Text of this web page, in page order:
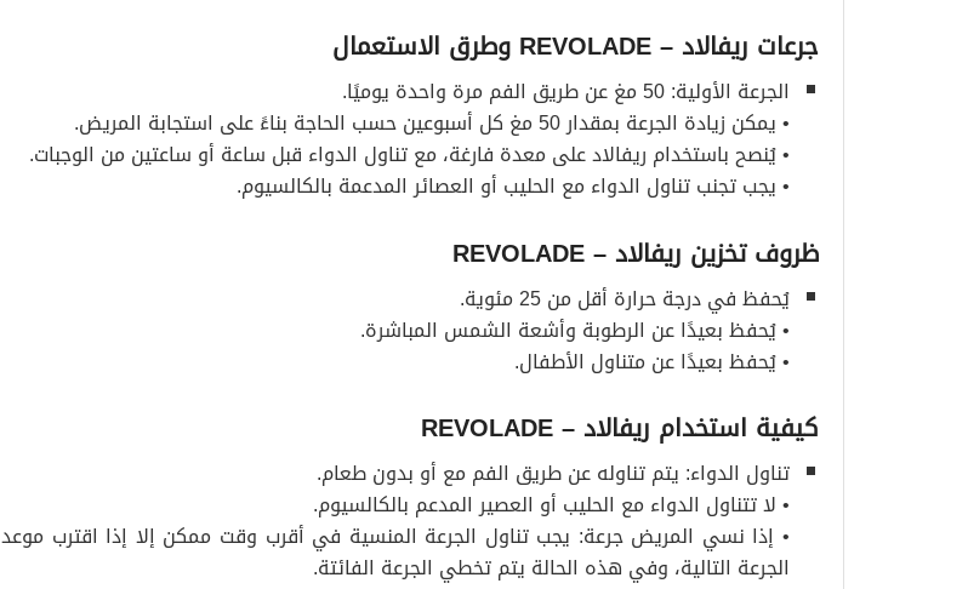
جرعات ريفالاد – REVOLADE وطرق الاستعمال
الجرعة الأولية: 50 مغ عن طريق الفم مرة واحدة يوميًا.
• يمكن زيادة الجرعة بمقدار 50 مغ كل أسبوعين حسب الحاجة بناءً على استجابة المريض.
• يُنصح باستخدام ريفالاد على معدة فارغة، مع تناول الدواء قبل ساعة أو ساعتين من الوجبات.
• يجب تجنب تناول الدواء مع الحليب أو العصائر المدعمة بالكالسيوم.
ظروف تخزين ريفالاد – REVOLADE
يُحفظ في درجة حرارة أقل من 25 مئوية.
• يُحفظ بعيدًا عن الرطوبة وأشعة الشمس المباشرة.
• يُحفظ بعيدًا عن متناول الأطفال.
كيفية استخدام ريفالاد – REVOLADE
تناول الدواء: يتم تناوله عن طريق الفم مع أو بدون طعام.
• لا تتناول الدواء مع الحليب أو العصير المدعم بالكالسيوم.
• إذا نسي المريض جرعة: يجب تناول الجرعة المنسية في أقرب وقت ممكن إلا إذا اقترب موعد
الجرعة التالية، وفي هذه الحالة يتم تخطي الجرعة الفائتة.